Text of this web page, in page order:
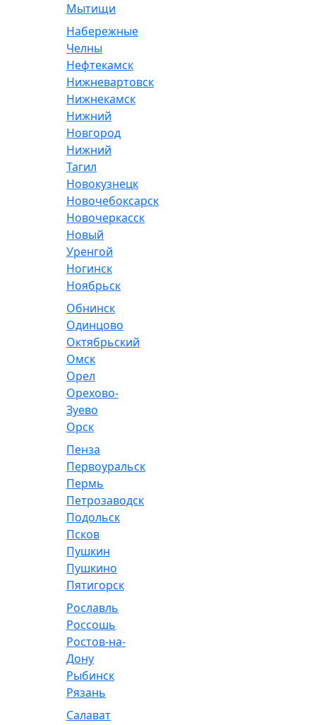
Мытищи
Набережные
Челны
Нефтекамск
Нижневартовск
Нижнекамск
Нижний
Новгород
Нижний
Тагил
Новокузнецк
Новочебоксарск
Новочеркасск
Новый
Уренгой
Ногинск
Ноябрьск
Обнинск
Одинцово
Октябрьский
Омск
Орел
Орехово-
Зуево
Орск
Пенза
Первоуральск
Пермь
Петрозаводск
Подольск
Псков
Пушкин
Пушкино
Пятигорск
Рославль
Россошь
Ростов-на-
Дону
Рыбинск
Рязань
Салават